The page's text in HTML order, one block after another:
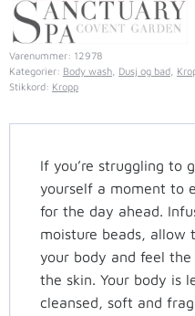
Varenummer: 12978
Kategorier: Body wash Dusj og bad
Stikkord: Kropp
If you’re struggling to
yourself a moment to
for the day ahead.
moisture beads, allow
your body and feel
the skin. Your body is
cleansed, soft and